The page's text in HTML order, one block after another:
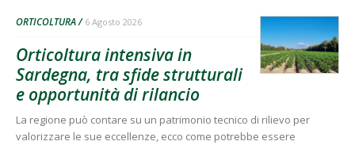
ORTICOLTURA 6 Agosto 2026
Orticoltura intensiva in
Sardegna, tra sfide strutturali
e opportunità di rilancio
La regione può contare su un patrimonio tecnico di rilievo per
valorizzare le sue eccellenze, ecco come potrebbe essere